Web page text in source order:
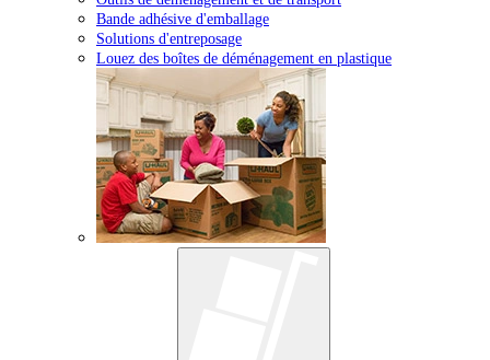
Bande adhésive d'emballage
Solutions d'entreposage
Louez des boîtes de déménagement en plastique